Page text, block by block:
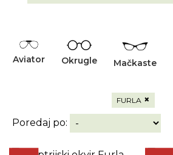
Aviator Okrugle Mačkaste
FURLA ×
Poredaj po: